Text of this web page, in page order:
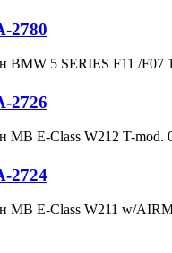
2780
BMW 5 SERIES F11 /F07
2726
MB E-Class W212 T-mod.
2724
MB E-Class W211 w/